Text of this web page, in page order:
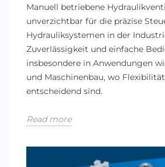
Manuell betriebene
unverzichtbar für die präzise
Hydrauliksystemen in der
Zuverlässigkeit und einfache
insbesondere in Anwendungen
und Maschinenbau, wo
entscheidend sind.
Read more